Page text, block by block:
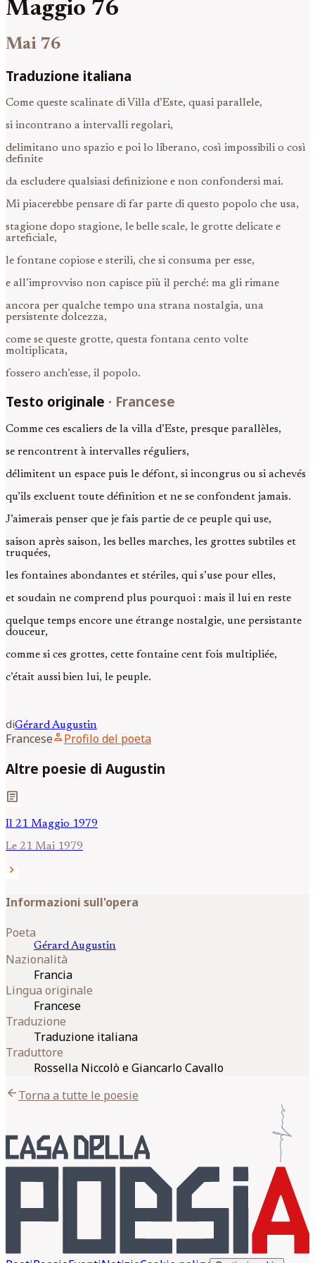
Maggio 76
Mai 76
Traduzione italiana
Come queste scalinate di Villa d’Este, quasi parallele,
si incontrano a intervalli regolari,
delimitano uno spazio e poi lo liberano, così impossibili o così
definite
da escludere qualsiasi definizione e non confondersi mai.
Mi piacerebbe pensare di far parte di questo popolo che usa,
stagione dopo stagione, le belle scale, le grotte delicate e
arteficiale,
le fontane copiose e sterili, che si consuma per esse,
e all’improvviso non capisce più il perché: ma gli rimane
ancora per qualche tempo una strana nostalgia, una
persistente dolcezza,
come se queste grotte, questa fontana cento volte
moltiplicata,
fossero anch’esse, il popolo.
Testo originale · Francese
Comme ces escaliers de la villa d’Este, presque parallèles,
se rencontrent à intervalles réguliers,
délimitent un espace puis le défont, si incongrus ou si achevés
qu’ils excluent toute définition et ne se confondent jamais.
J’aimerais penser que je fais partie de ce peuple qui use,
saison après saison, les belles marches, les grottes subtiles et
truquées,
les fontaines abondantes et stériles, qui s’use pour elles,
et soudain ne comprend plus pourquoi : mais il lui en reste
quelque temps encore une étrange nostalgie, une persistante
douceur,
comme si ces grottes, cette fontaine cent fois multipliée,
c’était aussi bien lui, le peuple.
diGérardAugustin
Franceseperson Profilo del poeta
Altre poesie di Augustin
article
Il 21 Maggio 1979
Le 21 Mai 1979
chevron_right
Informazioni sull'opera
Poeta
GérardAugustin
Nazionalità
Francia
Lingua originale
Francese
Traduzione
Traduzione italiana
Traduttore
Rossella Niccolò e Giancarlo Cavallo
arrow_backTorna a tutte le poesie